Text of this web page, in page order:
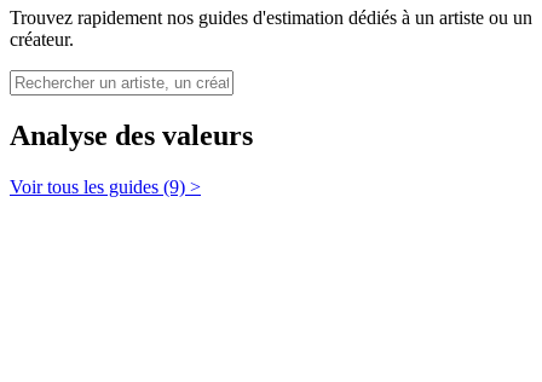
Trouvez rapidement nos guides d'estimation dédiés à un artiste ou un
créateur.
Analyse des valeurs
Voir tous les guides (9) >